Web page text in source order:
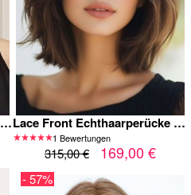
Kunstvolle Blond Wellige Perücke Mit Fliegende Ende Lace Front Echthaarperücke in Dunkelbraun – Kurze Bob Damenperücke m
1 Bewertungen
315,00 € 169,00 €
- 57%